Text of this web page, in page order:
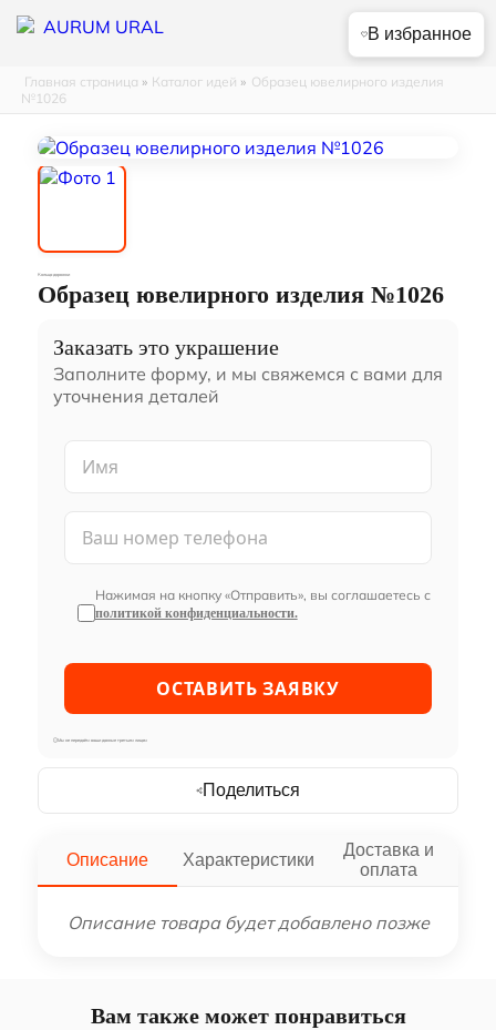
Главная страница » Каталог идей » Образец ювелирного изделия
№1026
Кольца дорожки
Образец ювелирного изделия №1026
Заказать это украшение
Заполните форму, и мы свяжемся с вами для
уточнения деталей
Нажимая на кнопку «Отправить», вы соглашаетесь с
политикой конфиденциальности.
Мы не передаём ваши данные третьим лицам
В избранное
Поделиться
Описание Характеристики
Доставка и
оплата
Описание товара будет добавлено позже
Вам также может понравиться